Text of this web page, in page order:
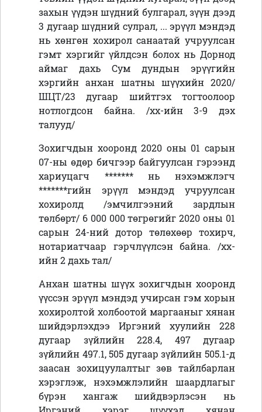
захын үүдэн шүдний булгарал, зүүн дээд
3 дугаар шүдний сулрал, ... эрүүл мэндэд
нь хөнгөн хохирол санаатай учруулсан
гэмт хэргийг үйлдсэн болох нь Дорнод
аймаг дахь Сум дундын эрүүгийн
хэргийн анхан шатны шүүхийн 2020/
ШЦТ/23 дугаар шийтгэх тогтоолоор
нотлогдсон байна. /хх-ийн 3-9 дэх
талууд/
Зохигчдын хооронд 2020 оны 01 сарын
07-ны өдөр бичгээр байгуулсан гэрээнд
хариуцагч ******* нь нэхэмжлэгч
*******гийн эрүүл мэндэд учруулсан
хохиролд /эмчилгээний зардлын
төлбөрт/ 6 000 000 төгрөгийг 2020 оны 01
сарын 24-ний дотор төлөхөөр тохирч,
нотариатчаар гэрчлүүлсэн байна. /хх-
ийн 2 дахь тал/
Анхан шатны шүүх зохигчдын хооронд
үүссэн эрүүл мэндэд учирсан гэм хорын
хохиролтой холбоотой маргааныг хянан
шийдэрлэхдээ Иргэний хуулийн 228
дугаар зүйлийн 228.4, 497 дугаар
зүйлийн 497.1, 505 дугаар зүйлийн 505.1-д
заасан зохицуулалтыг зөв тайлбарлан
хэрэглэж, нэхэмжлэлийн шаардлагыг
бүрэн хангаж шийдвэрлэсэн нь